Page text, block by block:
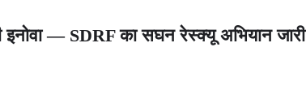
इनोवा — SDRF का सघन रेस्क्यू अभियान जारी